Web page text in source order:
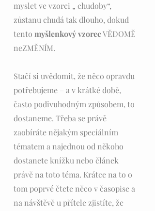
myslet ve vzorci „ chudoby“,
zůstanu chudá tak dlouho, dokud
tento myšlenkový vzorec VĚDOMĚ
neZMĚNÍM.
Stačí si uvědomit, že něco opravdu
potřebujeme – a v krátké době,
často podivuhodným způsobem, to
dostaneme. Třeba se právě
zaobíráte nějakým speciálním
tématem a najednou od někoho
dostanete knížku nebo článek
právě na toto téma. Krátce na to o
tom poprvé čtete něco v časopise a
na návštěvě u přítele zjistíte, že